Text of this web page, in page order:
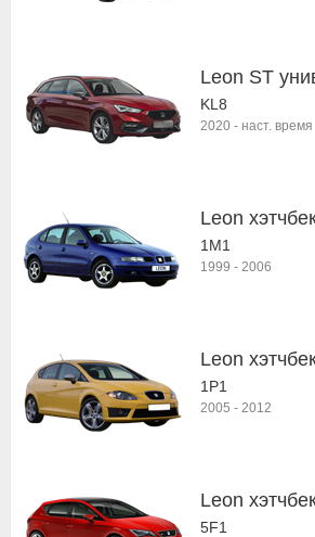
Leon ST
KL8
2020 - наст. время
Leon
1M1
1999 - 2006
Leon
1P1
2005 - 2012
Leon
5F1